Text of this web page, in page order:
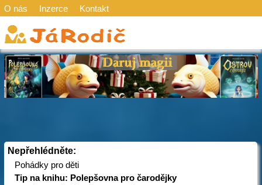
O nás Inzerce Kontakt
Nepřehlédněte:
Pohádky pro děti
Tip na knihu: Polepšovna pro čarodějky